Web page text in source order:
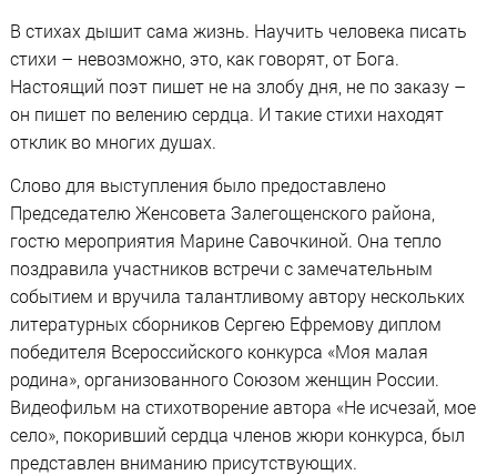
В стихах дышит сама жизнь. Научить человека писать
стихи – невозможно, это, как говорят, от Бога.
Настоящий поэт пишет не на злобу дня, не по заказу –
он пишет по велению сердца. И такие стихи находят
отклик во многих душах.
Слово для выступления было предоставлено
Председателю Женсовета Залегощенского района,
гостю мероприятия Марине Савочкиной. Она тепло
поздравила участников встречи с замечательным
событием и вручила талантливому автору нескольких
литературных сборников Сергею Ефремову диплом
победителя Всероссийского конкурса «Моя малая
родина», организованного Союзом женщин России.
Видеофильм на стихотворение автора «Не исчезай, мое
село», покоривший сердца членов жюри конкурса, был
представлен вниманию присутствующих.